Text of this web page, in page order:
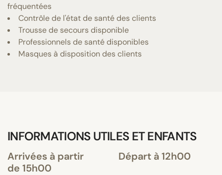
fréquentées
Contrôle de l'état de santé des clients
Trousse de secours disponible
Professionnels de santé disponibles
Masques à disposition des clients
INFORMATIONS UTILES ET ENFANTS
Arrivées à partir
de 15h00
Départ à 12h00